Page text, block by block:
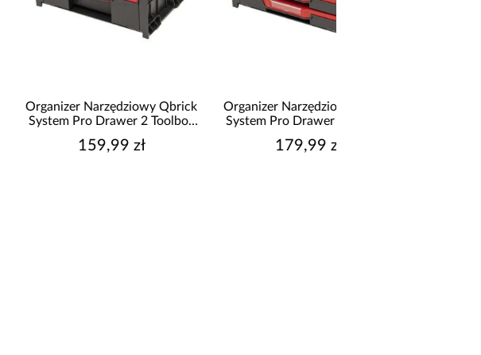
Narzędziowy Qbrick
Pro Drawer 2 Toolbox
159,99 zł
Organizer Narzędziowy Qbrick
System Pro Drawer 3 Toolbox
179,99 zł